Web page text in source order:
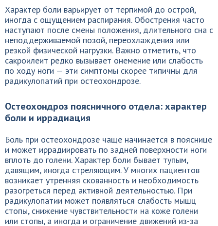
Характер боли варьирует от терпимой до острой,
иногда с ощущением распирания. Обострения часто
наступают после смены положения, длительного сна с
неподдерживаемой позой, переохлаждения или
резкой физической нагрузки. Важно отметить, что
сакроилеит редко вызывает онемение или слабость
по ходу ноги — эти симптомы скорее типичны для
радикулопатий при остеохондрозе.
Остеохондроз поясничного отдела: характер
боли и иррадиация
Боль при остеохондрозе чаще начинается в пояснице
и может иррадиировать по задней поверхности ноги
вплоть до голени. Характер боли бывает тупым,
давящим, иногда стреляющим. У многих пациентов
возникает утренняя скованность и необходимость
разогреться перед активной деятельностью. При
радикулопатии может появляться слабость мышц
стопы, снижение чувствительности на коже голени
или стопы, а иногда и ограничение движений из-за